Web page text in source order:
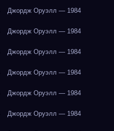
Джордж Оруэлл — 1984
Джордж Оруэлл — 1984
Джордж Оруэлл — 1984
Джордж Оруэлл — 1984
Джордж Оруэлл — 1984
Джордж Оруэлл — 1984